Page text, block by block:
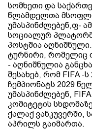
სომხეთი და
წლამდელთა
უმასპინძლებენ,ფ-
სოციალურ
პოსტშია აღნიშნული.
ტურნირი, რომელიც
- აღნიშნულია
შესახებ, რომ FIFA
ჩემპიონატს 2029
უმასპინძლებენ,
კომიტეტის
ქალაქ ვანკუვერში,
აპრილს გაიმართა.